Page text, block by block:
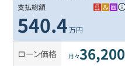
支払総額
540.4 万円
ローン価格 月々36,200